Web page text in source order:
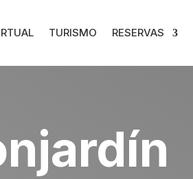
TURISMO RESERVAS